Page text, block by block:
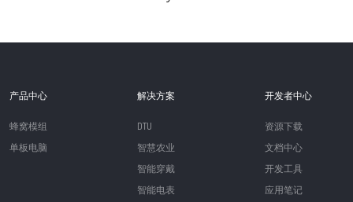
产品中心
蜂窝模组
单板电脑
解决方案
DTU
智慧农业
智能穿戴
智能电表
开发者中心
资源下载
文档中心
开发工具
应用笔记